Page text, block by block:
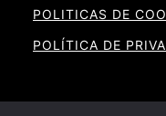
POLITICAS DE
POLÍTICA DE